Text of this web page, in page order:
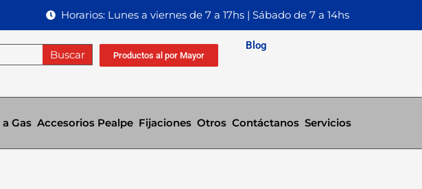
Horarios: Lunes a viernes de 7 a 17hs | Sábado de 7 a 14hs
Buscar Productos al por Mayor
Blog
Gas Accesorios Pealpe Fijaciones Otros Contáctanos Servicios